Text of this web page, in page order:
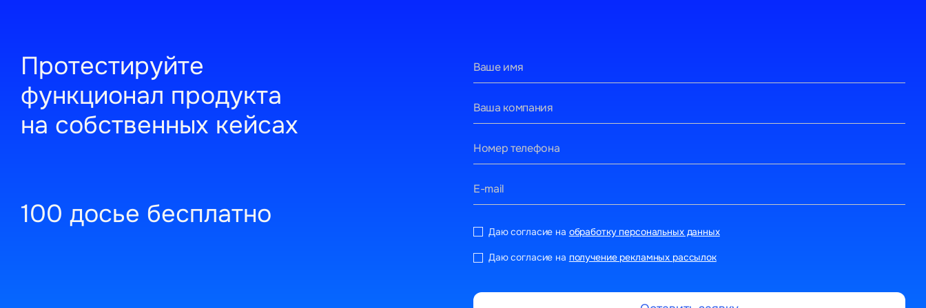
Протестируйте
функционал продукта
на собственных кейсах
100 досье бесплатно
Даю согласие на обработку персональных данных
Даю согласие на получение рекламных рассылок